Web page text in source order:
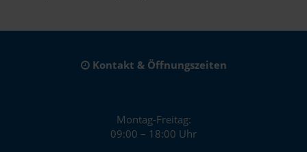
Kontakt & Öffnungszeiten
Montag-Freitag:
09:00 – 18:00 Uhr